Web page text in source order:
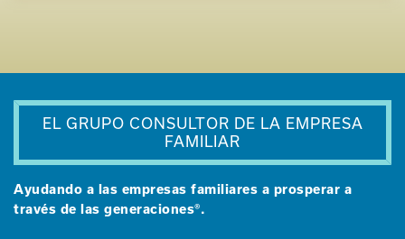
EL GRUPO CONSULTOR DE LA EMPRESA
FAMILIAR
Ayudando a las empresas familiares a prosperar a
través de las generaciones®.